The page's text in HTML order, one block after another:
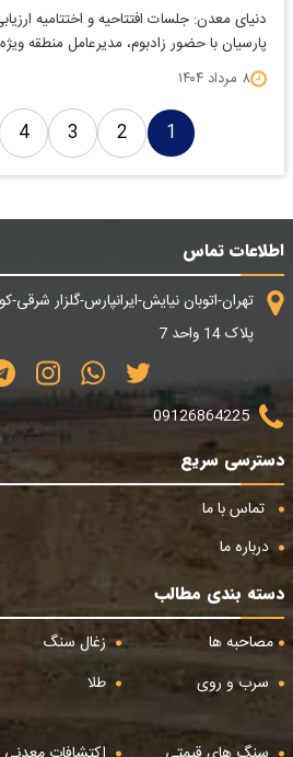
دنیای معدن: جلسات افتتاحیه و اختتامیه
پارسیان با حضور زادبوم، مدیرعامل منطقه
۸ مرداد ۱۴۰۴
1
2
3
4
اطلاعات تماس
تهران-اتوبان نیایش-ایرانپارس-گلزار
پلاک 14 واحد 7
09126864225
دسترسی سریع
تماس با ما
درباره ما
دسته بندی مطالب
مصاحبه ها
زغال سنگ
سرب و روی
طلا